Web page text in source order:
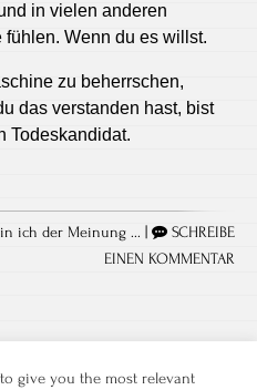
in vielen anderen
Wenn du es willst.
zu beherrschen,
das verstanden hast, bist
Todeskandidat.
ich der Meinung ...
SCHREIBE
EINEN KOMMENTAR
give you the most relevant